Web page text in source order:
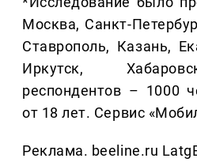
Москва, Санкт-
Ставрополь, Казань,
Иркутск,
респондентов – 1000
от 18 лет. Сервис
Реклама. beeline.ru